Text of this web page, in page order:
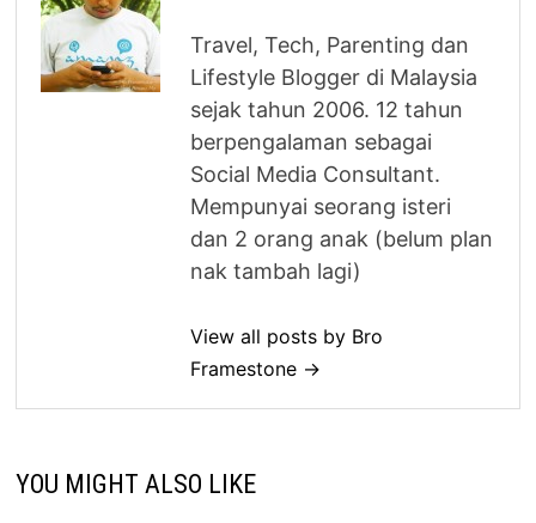
Travel, Tech, Parenting dan
Lifestyle Blogger di Malaysia
sejak tahun 2006. 12 tahun
berpengalaman sebagai
Social Media Consultant.
Mempunyai seorang isteri
dan 2 orang anak (belum plan
nak tambah lagi)
View all posts by Bro
Framestone →
YOU MIGHT ALSO LIKE